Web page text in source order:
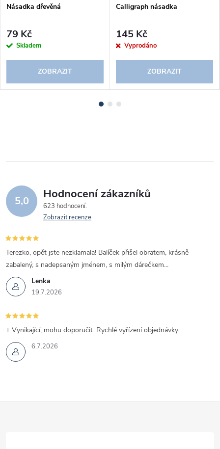
Násadka dřevěná
79 Kč
Skladem
ZOBRAZIT
Calligraph násadka
145 Kč
Vyprodáno
ZOBRAZIT
5,0 Hodnocení zákazníků
623 hodnocení
Zobrazit recenze
Lenka
19.7.2026
Terezko, opět jste nezklamala! Balíček přišel obratem, krásně
zabalený, s nadepsaným jménem, s milým dárečkem...
6.7.2026
+ Vynikající, mohu doporučit. Rychlé vyřízení objednávky.